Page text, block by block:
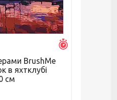
BrushMe
в яхтклубі
см